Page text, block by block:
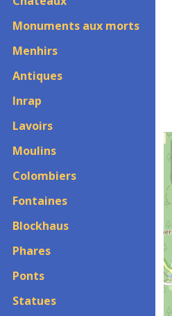
Monuments aux morts
Menhirs
Antiques
Inrap
Lavoirs
Moulins
Colombiers
Fontaines
Blockhaus
Phares
Ponts
Statues